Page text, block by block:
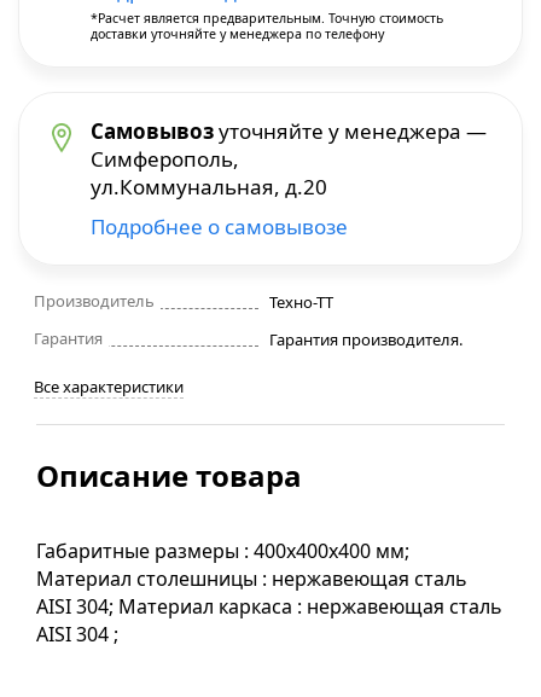
Производитель
Техно-ТТ
Гарантия
Гарантия производителя.
Все характеристики
*Расчет является предварительным. Точную стоимость
доставки уточняйте у менеджера по телефону
Самовывозуточняйте у менеджера —
Симферополь,
ул.Коммунальная, д.20
Подробнее о самовывозе
Описание товара
Габаритные размеры : 400х400х400 мм;
Материал столешницы : нержавеющая сталь
AISI 304; Материал каркаса : нержавеющая сталь
AISI 304 ;
Строительные фены
Фрезеры
Штроборезы
Шуруповерты и электроотвертки
Электрорубанки